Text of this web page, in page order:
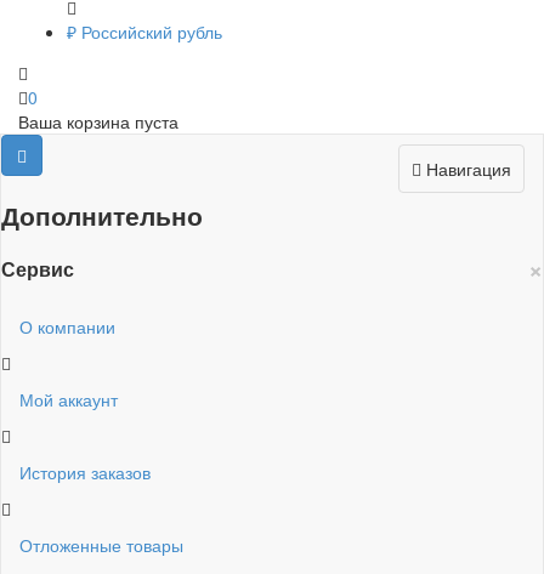
₽ Российский рубль
0
Ваша корзина пуста
Навигация
Дополнительно
×
Сервис
О компании
Мой аккаунт
История заказов
Отложенные товары